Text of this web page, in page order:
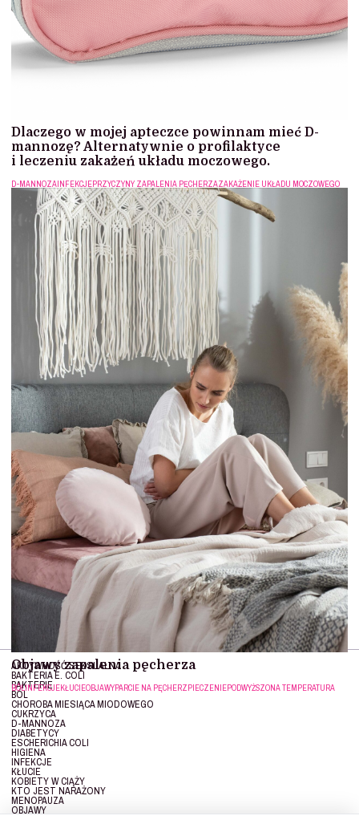
Dlaczego w mojej apteczce powinnam mieć D-
mannozę? Alternatywnie o profilaktyce
i leczeniu zakażeń układu moczowego.
D-MANNOZAINFEKCJEPRZYCZYNY ZAPALENIA PĘCHERZAZAKAŻENIE UKŁADU MOCZOWEGO
Objawy zapalenia pęcherza
BÓLINFEKCJEKŁUCIEOBJAWYPARCIE NA PĘCHERZPIECZENIEPODWYŻSZONA TEMPERATURA
AKTYWNOŚĆ SEKSUALNA
BAKTERIA E. COLI
BAKTERIE
BÓL
CHOROBA MIESIĄCA MIODOWEGO
CUKRZYCA
D-MANNOZA
DIABETYCY
ESCHERICHIA COLI
HIGIENA
INFEKCJE
KŁUCIE
KOBIETY W CIĄŻY
KTO JEST NARAŻONY
MENOPAUZA
OBJAWY